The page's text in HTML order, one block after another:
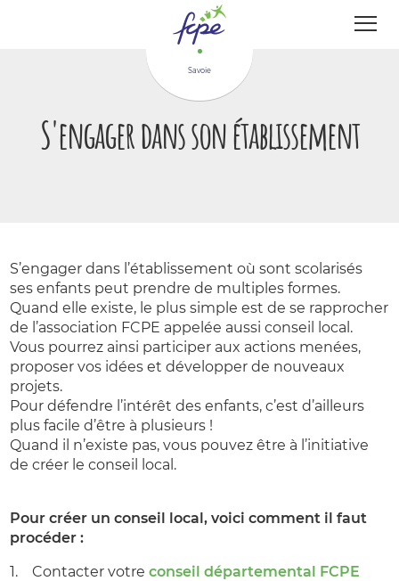
Savoie
S'engager dans son établissement
S’engager dans l’établissement où sont scolarisés
ses enfants peut prendre de multiples formes.
Quand elle existe, le plus simple est de se rapprocher
de l’association FCPE appelée aussi conseil local.
Vous pourrez ainsi participer aux actions menées,
proposer vos idées et développer de nouveaux
projets.
Pour défendre l’intérêt des enfants, c’est d’ailleurs
plus facile d’être à plusieurs !
Quand il n’existe pas, vous pouvez être à l’initiative
de créer le conseil local.
Pour créer un conseil local, voici comment il faut
procéder :
1. Contacter votreconseil départemental FCPE
Panneau de gestion des cookies